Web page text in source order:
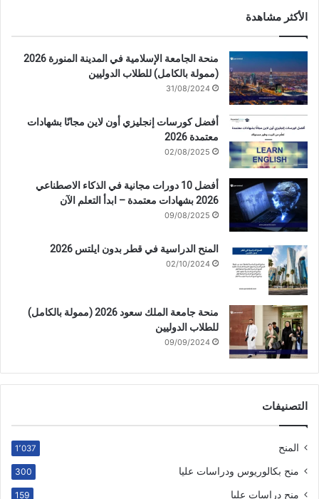
الأكثر مشاهدة
منحة الجامعة الإسلامية في المدينة المنورة 2026
(ممولة بالكامل) للطلاب الدوليين
31/08/2024
أفضل كورسات إنجليزي أون لاين مجانًا بشهادات
معتمدة 2026
02/08/2025
أفضل 10 دورات مجانية في الذكاء الاصطناعي
2026 بشهادات معتمدة – ابدأ التعلم الآن
09/08/2025
المنح الدراسية في قطر بدون ايلتس 2026
02/10/2024
منحة جامعة الملك سعود 2026 (ممولة بالكامل)
للطلاب الدوليين
09/09/2024
التصنيفات
المنح 1٬037
منح بكالوريوس ودراسات عليا 300
منح دراسات عليا 159